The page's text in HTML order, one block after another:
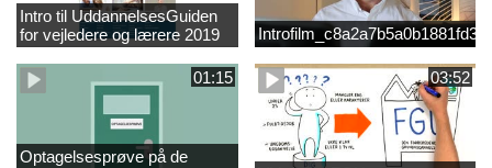
Intro til UddannelsesGuiden
for vejledere og lærere 2019
01:15
Optagelsesprøve på de
03:52